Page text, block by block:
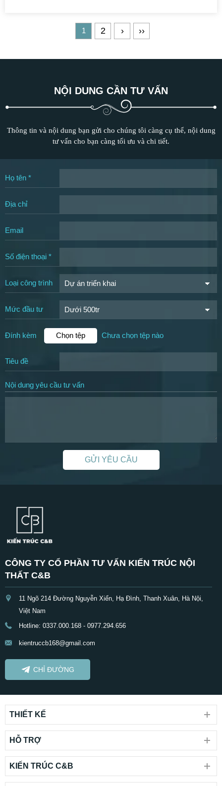
1 2 › ››
NỘI DUNG CẦN TƯ VẤN
Thông tin và nội dung bạn gửi cho chúng tôi càng cụ thể, nội dung
tư vấn cho bạn càng tối ưu và chi tiết.
Họ tên *
Địa chỉ
Email
Số điện thoại *
Loại công trình
Mức đầu tư
Đính kèm Chọn tệp Chưa chọn tệp nào
Tiêu đề
Nội dung yêu cầu tư vấn
GỬI YÊU CẦU
CÔNG TY CỔ PHẦN TƯ VẤN KIẾN TRÚC NỘI
THẤT C&B
11 Ngõ 214 Đường Nguyễn Xiển, Hạ Đình, Thanh Xuân, Hà Nội,
Việt Nam
Hotline: 0337.000.168 - 0977.294.656
kientruccb168@gmail.com
CHỈ ĐƯỜNG
THIẾT KẾ
HỖ TRỢ
KIẾN TRÚC C&B